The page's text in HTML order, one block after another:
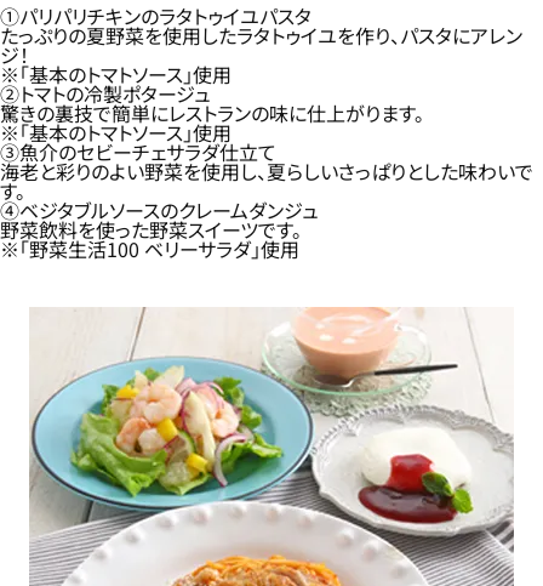
①パリパリチキンのラタトゥイユパスタ
たっぷりの夏野菜を使用したラタトゥイユを作り、パスタにアレン
ジ！
※「基本のトマトソース」使用
②トマトの冷製ポタージュ
驚きの裏技で簡単にレストランの味に仕上がります。
※「基本のトマトソース」使用
③魚介のセビーチェサラダ仕立て
海老と彩りのよい野菜を使用し、夏らしいさっぱりとした味わいで
す。
④ベジタブルソースのクレームダンジュ
野菜飲料を使った野菜スイーツです。
※「野菜生活100 ベリーサラダ」使用